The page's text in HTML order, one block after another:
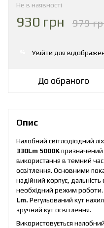
Не в наявності
930 грн 979
Увійти для
До обраного
Опис
Налобний світлодіодний
330Lm 5000Kпризначений
використання в темний
освітлення. Основними
надійний корпус,
необхідний режим роботи.
Lm. Регульований кут
зручний кут освітлення.
Використовується